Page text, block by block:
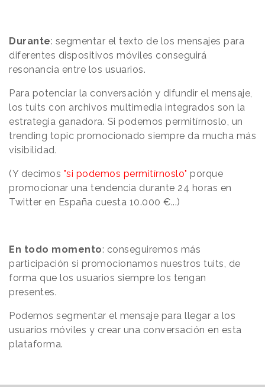
Durante: segmentar el texto de los mensajes para
diferentes dispositivos móviles conseguirá
resonancia entre los usuarios.
Para potenciar la conversación y difundir el mensaje,
los tuits con archivos multimedia integrados son la
estrategia ganadora. Si podemos permitírnoslo, un
trending topic promocionado siempre da mucha más
visibilidad.
(Y decimos "si podemos permitírnoslo" porque
promocionar una tendencia durante 24 horas en
Twitter en España cuesta 10.000 €...)
En todo momento: conseguiremos más
participación si promocionamos nuestros tuits, de
forma que los usuarios siempre los tengan
presentes.
Podemos segmentar el mensaje para llegar a los
usuarios móviles y crear una conversación en esta
plataforma.